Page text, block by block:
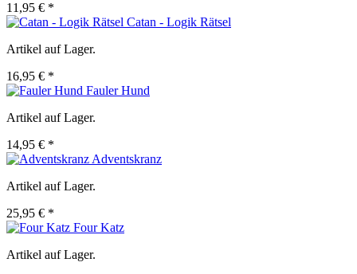
11,95 € *
Catan - Logik Rätsel
Artikel auf Lager.
16,95 € *
Fauler Hund
Artikel auf Lager.
14,95 € *
Adventskranz
Artikel auf Lager.
25,95 € *
Four Katz
Artikel auf Lager.